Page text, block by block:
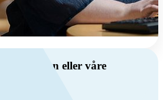
ventilasjon eller våre